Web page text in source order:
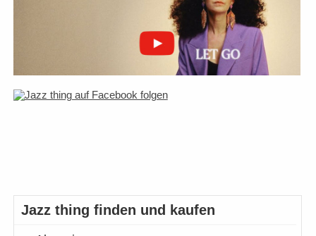
Jazz thing finden und kaufen